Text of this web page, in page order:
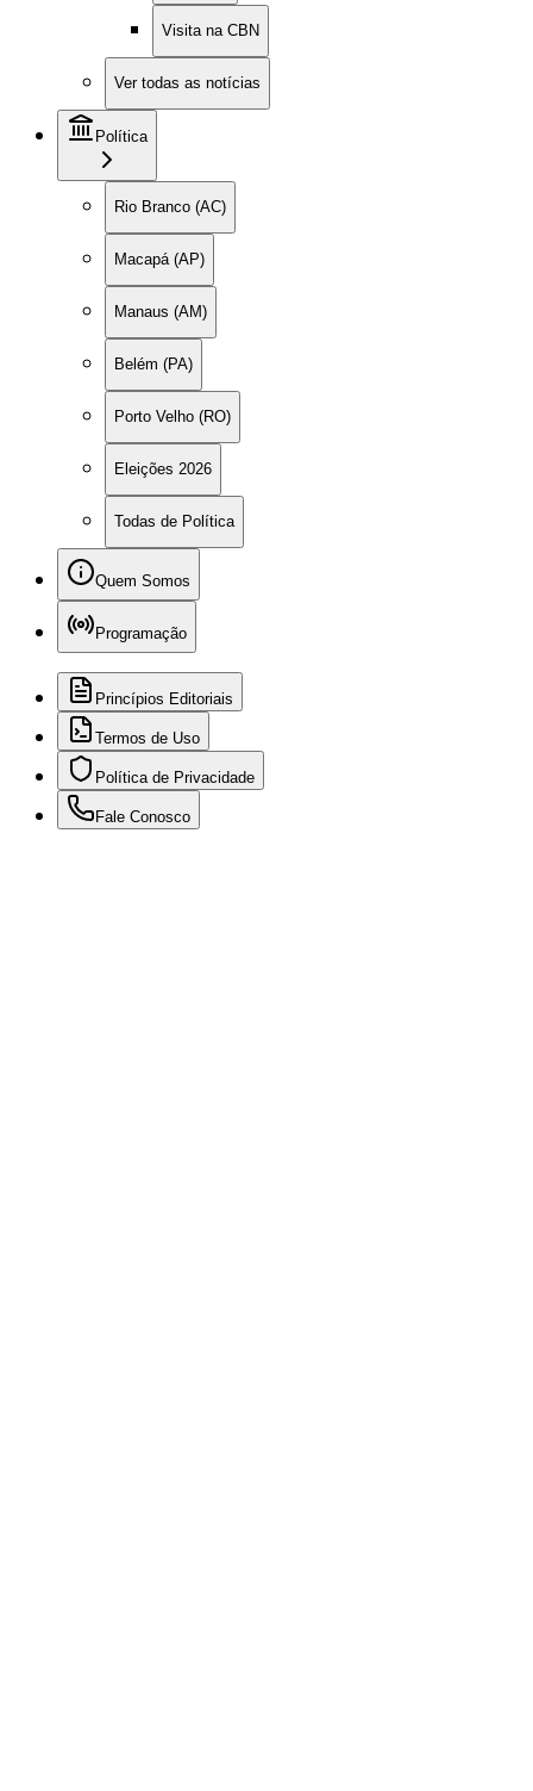
Visita na CBN
Ver todas as notícias
Política
Rio Branco (AC)
Macapá (AP)
Manaus (AM)
Belém (PA)
Porto Velho (RO)
Eleições 2026
Todas de Política
Quem Somos
Programação
Princípios Editoriais
Termos de Uso
Política de Privacidade
Fale Conosco